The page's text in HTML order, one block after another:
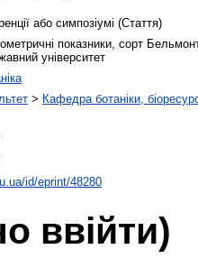
або симпозіумі (Стаття)
показники, сорт
університет
> Кафедра ботаніки,
id/eprint/48280
ввійти)